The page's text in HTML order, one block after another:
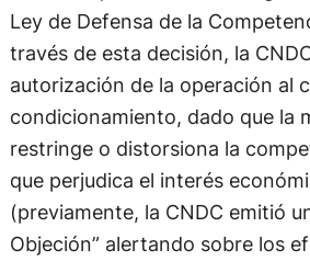
Ley de Defensa de la
través de esta decisión, la
autorización de la operación al
condicionamiento, dado que la
restringe o distorsiona la
que perjudica el interés
(previamente, la CNDC emitió
Objeción” alertando sobre los